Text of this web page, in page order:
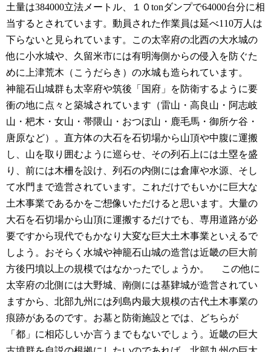
土量は384000立法メートル、１０tonダンプで64000台分に相
当するとされています。動員された作業員は延べ110万人は
下らないと見られています。この太宰府の北西の大水城の
他に小水城や、久留米市には有明海側からの侵入を防ぐた
めに上津荒木（こうだらき）の水城も造られています。
神籠石山城群も太宰府や筑後「国府」を防衛するように要
衝の地に点々と築城されています（雷山・高良山・阿志岐
山・杷木・女山・帯隈山・おつぼ山・鹿毛馬・御所ケ谷・
唐原など）。直方体の大石を石切場から山頂や中腹に運搬
し、山を取り囲むように巡らせ、その列石上には土塁を盛
り、前には木柵を設け、列石の内側には倉庫や水源、そし
て水門まで造営されています。これだけでもいかに巨大な
土木事業であるかをご想像いただけると思います。大量の
大石を石切場から山頂に運搬するだけでも、専用道路が必
要ですから現代でもかなり大変な巨大土木事業といえるで
しよう。おそらく水城や神籠石山城の造営は近畿の巨大前
方後円墳以上の規模ではなかったでしょうか。
この他に
太宰府の北側には大野城、南側には基肄城が造営されてい
ますから、北部九州には列島内最大規模の古代土木事業の
痕跡があるのです。お墓と防衛施設とでは、どちらが
「都」に相応しいか言うまでもないでしょう。近畿の巨大